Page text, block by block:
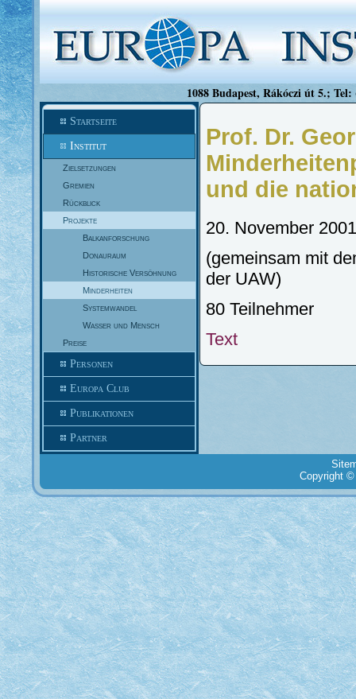
1088 Budapest, Rákóczi út 5.;
Startseite
Institut
Zielsetzungen
Gremien
Rückblick
Projekte
Balkanforschung
Donauraum
Historische Versöhnung
Minderheiten
Systemwandel
Wasser und Mensch
Preise
Personen
Europa Club
Publikationen
Partner
Prof. Dr.
und die
20. November 2001
(gemeinsam mit
der UAW)
80 Teilnehmer
Text
Copyright ©